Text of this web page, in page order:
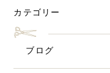
カテゴリー
ブログ